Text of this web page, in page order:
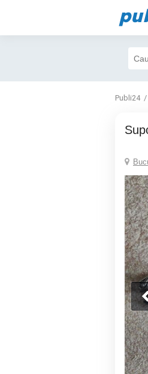
Publi24